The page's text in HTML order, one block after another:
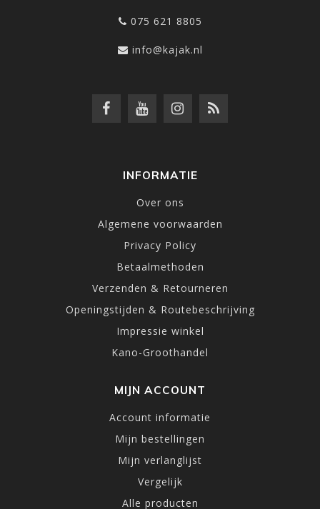
075 621 8805
info@kajak.nl
INFORMATIE
Over ons
Algemene voorwaarden
Privacy Policy
Betaalmethoden
Verzenden & Retourneren
Openingstijden & Routebeschrijving
Impressie winkel
Kano-Groothandel
MIJN ACCOUNT
Account informatie
Mijn bestellingen
Mijn verlanglijst
Vergelijk
Alle producten